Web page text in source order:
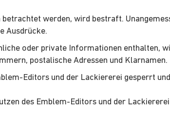
werden, wird bestraft.
Ausdrücke.
oder private Informationen enthalten,
postalische Adressen und Klarnamen.
Editors und der Lackiererei gesperrt
des Emblem-Editors und der